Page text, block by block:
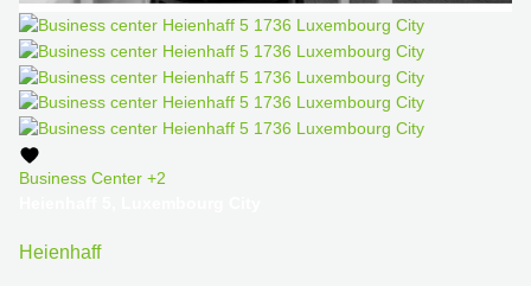
Business Center +2
Heienhaff